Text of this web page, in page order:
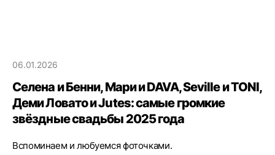
06.01.2026
Селена и Бенни, Мари и DAVA, Seville и TONI,
Деми Ловато и Jutes: самые громкие
звёздные свадьбы 2025 года
Вспоминаем и любуемся фоточками.